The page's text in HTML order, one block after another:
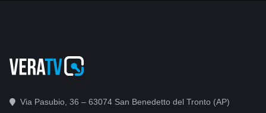
Via Pasubio, 36 – 63074 San Benedetto del Tronto (AP)